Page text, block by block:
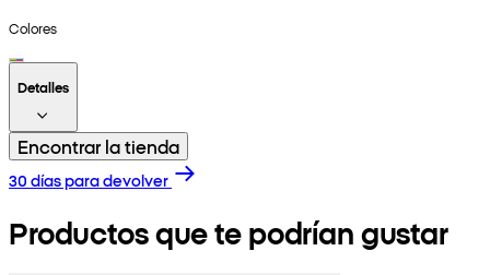
Colores
Detalles
Encontrar la tienda
30 días para devolver
Productos que te podrían gustar